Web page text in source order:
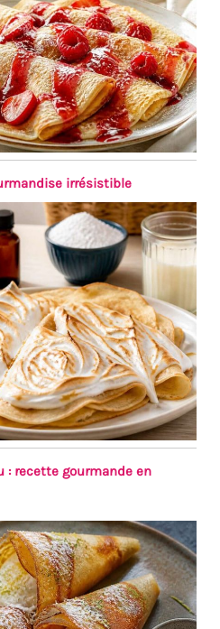
vous pouvez placer les
au soleil pendant
à vingt minutes. La
de haute qualité
pas Le goût de la
elle-même, vous
également utiliser ses
caractéristiques pour
la nourriture plus
MALACASA vous
un bon appétit
irrésistible
: recette gourmande en